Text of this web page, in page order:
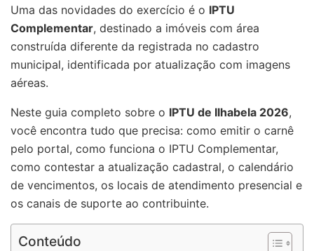
Uma das novidades do exercício é o IPTU
Complementar, destinado a imóveis com área
construída diferente da registrada no cadastro
municipal, identificada por atualização com imagens
aéreas.
Neste guia completo sobre o IPTU de Ilhabela 2026,
você encontra tudo que precisa: como emitir o carnê
pelo portal, como funciona o IPTU Complementar,
como contestar a atualização cadastral, o calendário
de vencimentos, os locais de atendimento presencial e
os canais de suporte ao contribuinte.
Conteúdo